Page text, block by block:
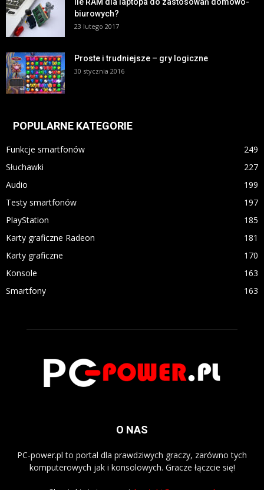
biurowych?
23 lutego 2017
Proste i trudniejsze – gry logiczne
30 stycznia 2016
POPULARNE KATEGORIE
Funkcje smartfonów
249
Słuchawki
227
Audio
199
Testy smartfonów
197
PlayStation
185
Karty graficzne Radeon
181
Karty graficzne
170
Konsole
163
Smartfony
163
O NAS
PC-power.pl to portal dla prawdziwych graczy, zarówno tych
komputerowych jak i konsolowych. Gracze łączcie się!